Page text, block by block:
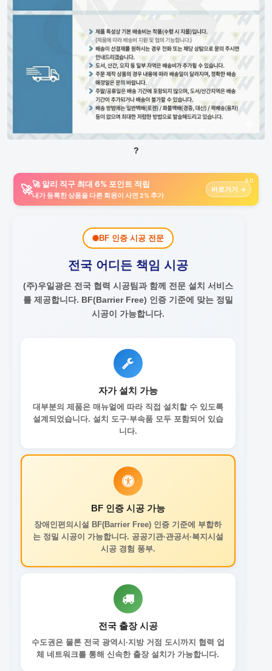
?
AD
🚀🚀 알리 직구 최대 6% 포인트 적립
내가 등록한 상품을 다른 회원이 사면 2% 추가
바로가기 →
BF 인증 시공 전문
전국 어디든 책임 시공
(주)우일광은 전국 협력 시공팀과 함께 전문 설치 서비스
를 제공합니다. BF(Barrier Free) 인증 기준에 맞는 정밀
시공이 가능합니다.
자가 설치 가능
대부분의 제품은 매뉴얼에 따라 직접 설치할 수 있도록
설계되었습니다. 설치 도구·부속품 모두 포함되어 있습
니다.
BF 인증 시공 가능
장애인편의시설 BF(Barrier Free) 인증 기준에 부합하
는 정밀 시공이 가능합니다. 공공기관·관공서·복지시설
시공 경험 풍부.
전국 출장 시공
수도권은 물론 전국 광역시·지방 거점 도시까지 협력 업
체 네트워크를 통해 신속한 출장 설치가 가능합니다.